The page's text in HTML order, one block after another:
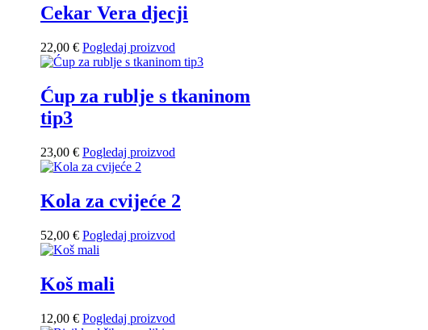
Cekar Vera djecji
22,00 € Pogledaj proizvod
Ćup za rublje s tkaninom
tip3
23,00 € Pogledaj proizvod
Kola za cvijeće 2
52,00 € Pogledaj proizvod
Koš mali
12,00 € Pogledaj proizvod